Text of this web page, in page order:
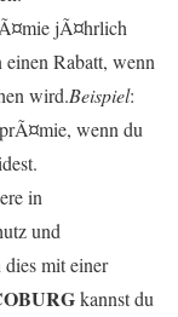
jÃ¤hrlich
Rabatt, wenn
wird.Beispiel:
wenn du
in
und
mit einer
kannst du